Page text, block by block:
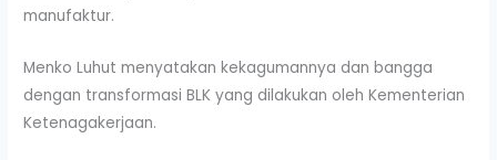
manufaktur.
Menko Luhut menyatakan kekagumannya dan bangga
dengan transformasi BLK yang dilakukan oleh Kementerian
Ketenagakerjaan.